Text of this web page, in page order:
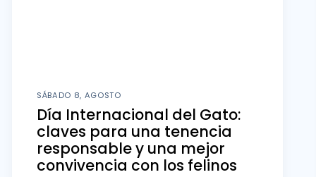
SÁBADO 8, AGOSTO
Día Internacional del Gato:
claves para una tenencia
responsable y una mejor
convivencia con los felinos